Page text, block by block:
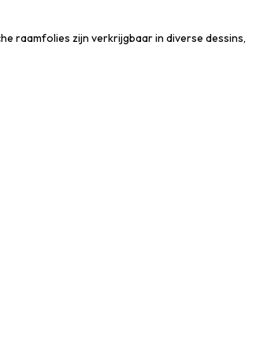
raamfolies zijn verkrijgbaar in diverse dessins,